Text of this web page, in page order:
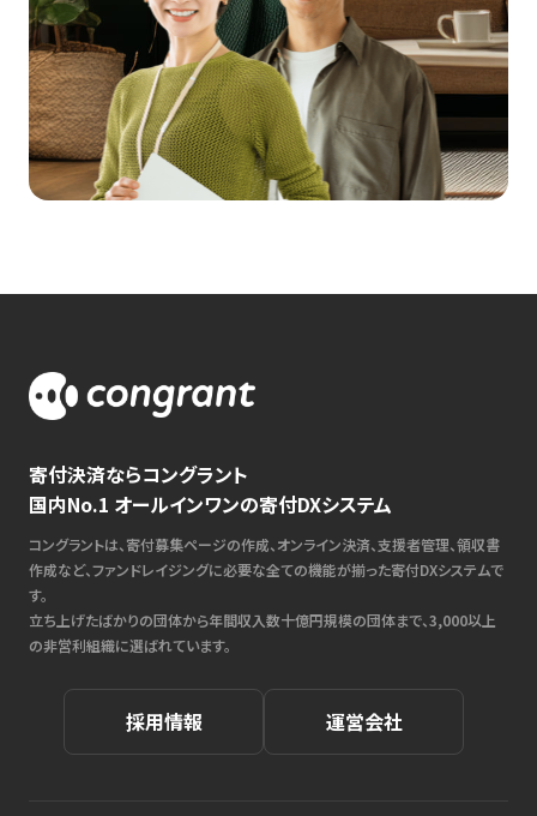
寄付決済ならコングラント
国内No.1 オールインワンの寄付DXシステム
コングラントは、寄付募集ページの作成、オンライン決済、支援者管理、領収書
作成など、ファンドレイジングに必要な全ての機能が揃った寄付DXシステムで
す。
立ち上げたばかりの団体から年間収入数十億円規模の団体まで、3,000以上
の非営利組織に選ばれています。
採用情報 運営会社